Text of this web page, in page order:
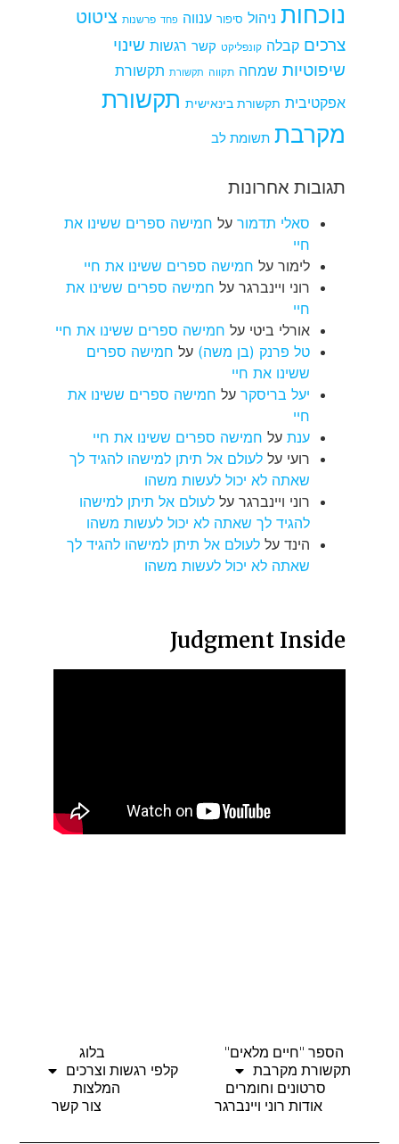
נוכחות ניהול סיפור ענווה פחד פרשנות ציטוט
צרכים קבלה קונפליקט קשר רגשות שינוי
שיפוטיות שמחה תקווה תקשורת תקשורת
אפקטיבית תקשורת בינאישית תקשורת
מקרבת תשומת לב
תגובות אחרונות
סאלי תדמור על חמישה ספרים ששינו את
חיי
לימור על חמישה ספרים ששינו את חיי
רוני ויינברגר על חמישה ספרים ששינו את
חיי
אורלי ביטי על חמישה ספרים ששינו את חיי
טל פרנק (בן משה) על חמישה ספרים
ששינו את חיי
יעל בריסקר על חמישה ספרים ששינו את
חיי
ענת על חמישה ספרים ששינו את חיי
רועי על לעולם אל תיתן למישהו להגיד לך
שאתה לא יכול לעשות משהו
רוני ויינברגר על לעולם אל תיתן למישהו
להגיד לך שאתה לא יכול לעשות משהו
הינד על לעולם אל תיתן למישהו להגיד לך
שאתה לא יכול לעשות משהו
Judgment Inside
הספר "חיים מלאים"
בלוג
תקשורת מקרבת
קלפי רגשות וצרכים
סרטונים וחומרים
המלצות
אודות רוני ויינברגר
צור קשר